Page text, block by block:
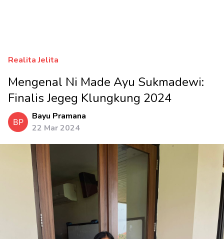
Realita Jelita
Mengenal Ni Made Ayu Sukmadewi:
Finalis Jegeg Klungkung 2024
BP
Bayu Pramana
22 Mar 2024